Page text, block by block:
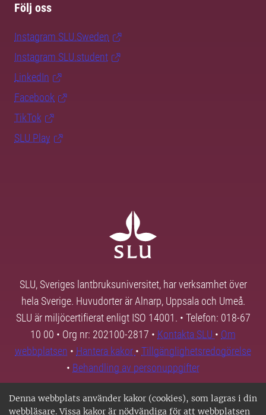
Denna webbplats använder kakor (cookies), som lagras i din
webbläsare. Vissa kakor är nödvändiga för att webbplatsen
Följ oss
Instagram SLU.Sweden
Instagram SLU.student
LinkedIn
Facebook
TikTok
SLU Play
SLU, Sveriges lantbruksuniversitet, har verksamhet över
hela Sverige. Huvudorter är Alnarp, Uppsala och Umeå.
SLU är miljöcertifierat enligt ISO 14001. • Telefon: 018-67
10 00 • Org nr: 202100-2817 • Kontakta SLU • Om
webbplatsen • Hantera kakor • Tillgänglighetsredogörelse
• Behandling av personuppgifter